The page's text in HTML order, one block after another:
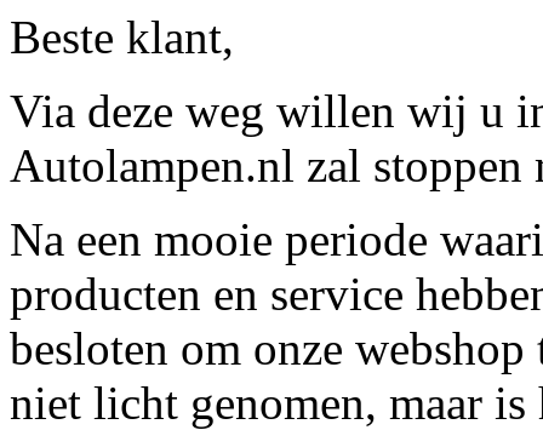
Beste klant,
Via deze weg willen wij u
Autolampen.nl zal stoppen
Na een mooie periode
producten en service
besloten om onze
niet licht genomen, maar